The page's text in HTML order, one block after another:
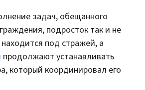
задач, обещанного
подросток так и не
под стражей, а
продолжают устанавливать
который координировал его